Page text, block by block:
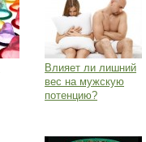
Влияет ли лишний
вес на мужскую
потенцию?